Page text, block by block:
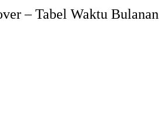
– Tabel Waktu Bulanan